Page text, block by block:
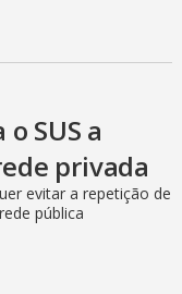
SUS a
privada
evitar a repetição de
pública